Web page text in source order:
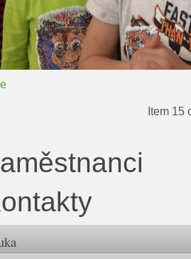
Item 15